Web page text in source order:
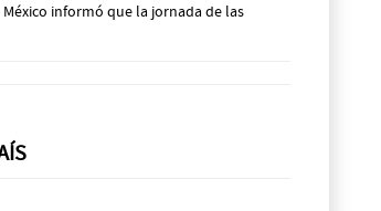
informó que la jornada de las